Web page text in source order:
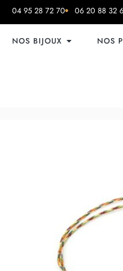
04 95 28 72 70 06 20 88 32
NOS BIJOUX NOS